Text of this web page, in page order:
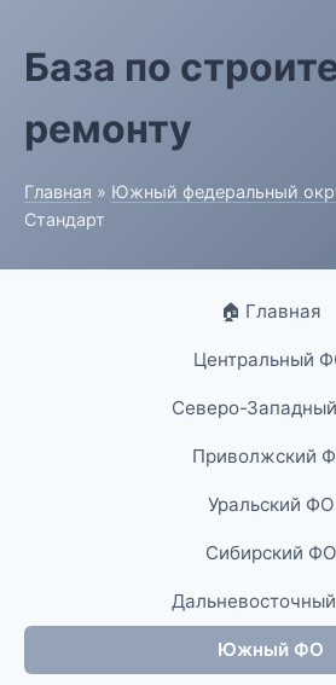
База по
ремонту
Главная » Южный федеральный
Стандарт
🏠 Главная
Центральный
Северо-
Приволжский
Уральский ФО
Сибирский ФО
Южный ФО